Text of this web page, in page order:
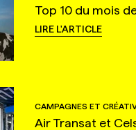
Top 10 du mois
LIRE L'ARTICLE
CAMPAGNES ET
Air Transat et